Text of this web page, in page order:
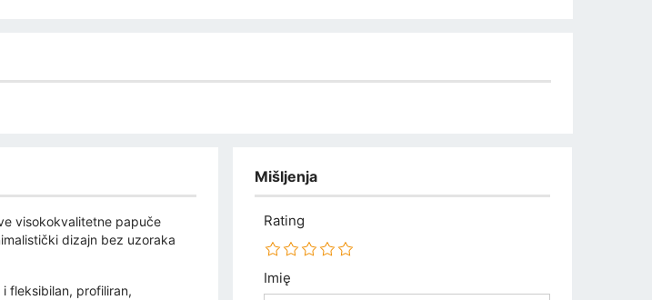
visokokvalitetne papuče
dizajn bez uzoraka
fleksibilan, profiliran,
Mišljenja
Rating
Imię